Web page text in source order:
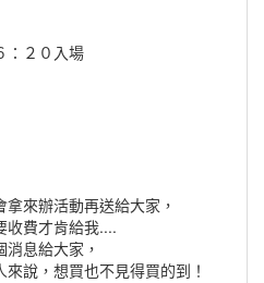
：２０入場
來辦活動再送給大家，
費才肯給我....
息給大家，
說，想買也不見得買的到！